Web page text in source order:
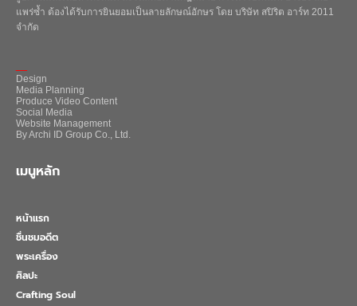
แพร่ซ้ำ ต้องได้รับการยินยอมเป็นลายลักษณ์อักษร โดย บริษัท สปิริต อาร์ท 2011
จำกัด
Design
Media Planning
Produce Video Content
Social Media
Website Management
By Archi ID Group Co., Ltd.
เมนูหลัก
หน้าแรก
ชื่นชมอดีต
พระเครื่อง
ศิลปะ
Crafting Soul